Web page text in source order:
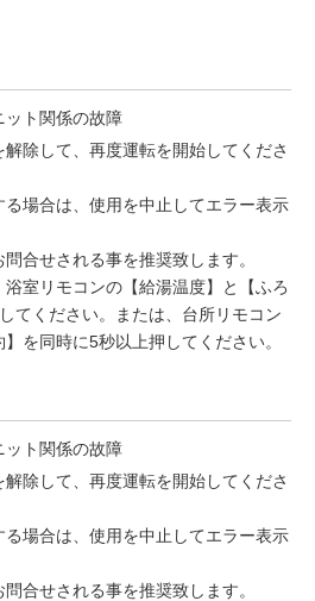
ット関係の故障
解除して、再度運転を開始してくださ
場合は、使用を中止してエラー表示
合せされる事を推奨致します。
浴室リモコンの【給湯温度】と【ふろ
てください。または、台所リモコン
を同時に5秒以上押してください。
ット関係の故障
解除して、再度運転を開始してくださ
場合は、使用を中止してエラー表示
合せされる事を推奨致します。